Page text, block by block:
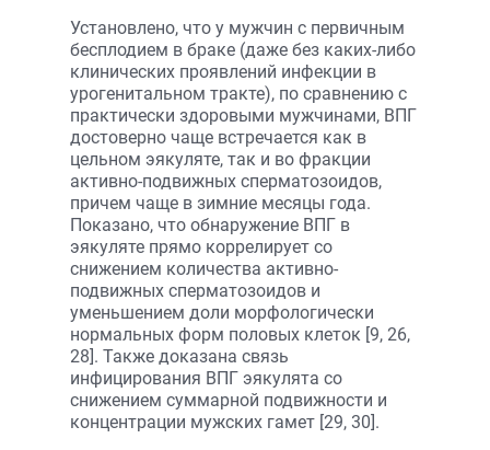
Установлено, что у мужчин с первичным
бесплодием в браке (даже без каких-либо
клинических проявлений инфекции в
урогенитальном тракте), по сравнению с
практически здоровыми мужчинами, ВПГ
достоверно чаще встречается как в
цельном эякуляте, так и во фракции
активно-подвижных сперматозоидов,
причем чаще в зимние месяцы года.
Показано, что обнаружение ВПГ в
эякуляте прямо коррелирует со
снижением количества активно-
подвижных сперматозоидов и
уменьшением доли морфологически
нормальных форм половых клеток [9, 26,
28]. Также доказана связь
инфицирования ВПГ эякулята со
снижением суммарной подвижности и
концентрации мужских гамет [29, 30].